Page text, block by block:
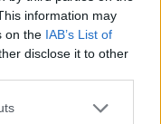
information may
on the IAB’s List of
disclose it to other